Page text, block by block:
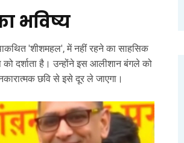
भविष्य
'शीशमहल', में नहीं रहने का साहसिक
दर्शाता है। उन्होंने इस आलीशान बंगले को
छवि से इसे दूर ले जाएगा।